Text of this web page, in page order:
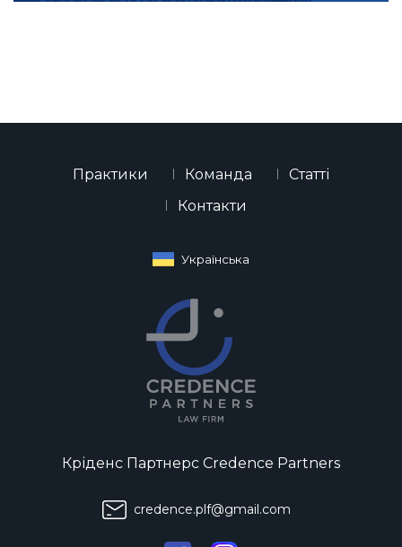
Практики Команда
Статті
Контакти
Українська
Кріденс Партнерс Credence Partners
credence.plf@gmail.com